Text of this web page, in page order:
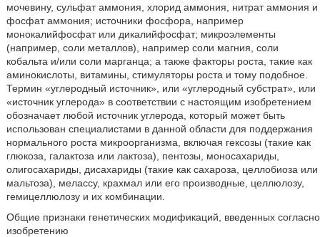
мочевину, сульфат аммония, хлорид аммония, нитрат аммония и
фосфат аммония; источники фосфора, например
монокалийфосфат или дикалийфосфат; микроэлементы
(например, соли металлов), например соли магния, соли
кобальта и/или соли марганца; а также факторы роста, такие как
аминокислоты, витамины, стимуляторы роста и тому подобное.
Термин «углеродный источник», или «углеродный субстрат», или
«источник углерода» в соответствии с настоящим изобретением
обозначает любой источник углерода, который может быть
использован специалистами в данной области для поддержания
нормального роста микроорганизма, включая гексозы (такие как
глюкоза, галактоза или лактоза), пентозы, моносахариды,
олигосахариды, дисахариды (такие как сахароза, целлобиоза или
мальтоза), мелассу, крахмал или его производные, целлюлозу,
гемицеллюлозу и их комбинации.
Общие признаки генетических модификаций, введенных согласно
изобретению